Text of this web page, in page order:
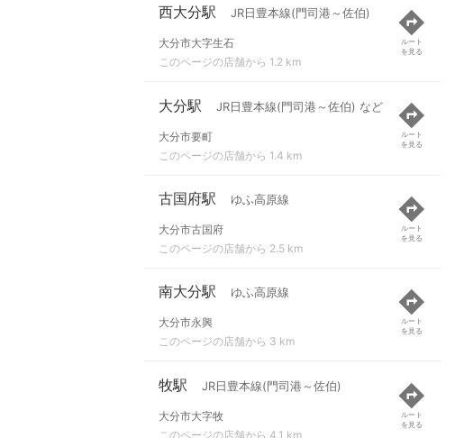
西大分駅 JR日豊本線(門司港～佐伯)
大分市大字生石
このページの店舗から 1.2 km
ルート
を見る
大分駅 JR日豊本線(門司港～佐伯) など
大分市要町
このページの店舗から 1.4 km
ルート
を見る
古国府駅 ゆふ高原線
大分市古国府
このページの店舗から 2.5 km
ルート
を見る
南大分駅 ゆふ高原線
大分市永興
このページの店舗から 3 km
ルート
を見る
牧駅 JR日豊本線(門司港～佐伯)
大分市大字牧
このページの店舗から 4.1 km
ルート
を見る